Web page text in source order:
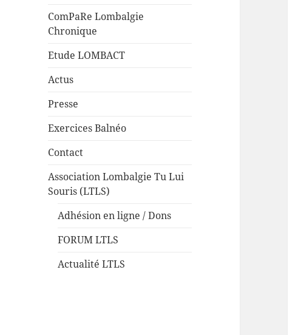
ComPaRe Lombalgie
Chronique
Etude LOMBACT
Actus
Presse
Exercices Balnéo
Contact
Association Lombalgie Tu Lui
Souris (LTLS)
Adhésion en ligne / Dons
FORUM LTLS
Actualité LTLS